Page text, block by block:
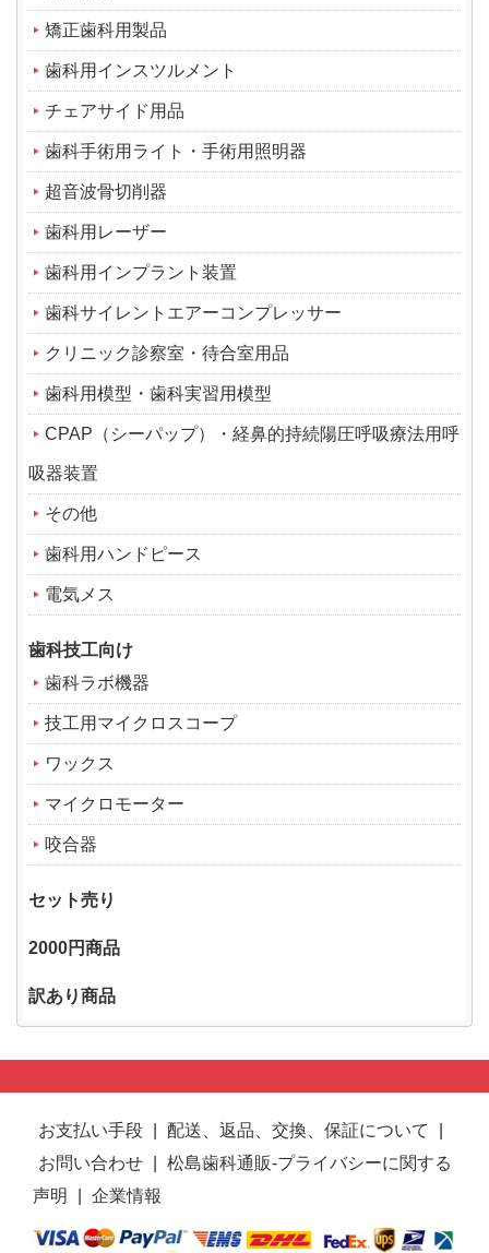
矯正歯科用製品
歯科用インスツルメント
チェアサイド用品
歯科手術用ライト・手術用照明器
超音波骨切削器
歯科用レーザー
歯科用インプラント装置
歯科サイレントエアーコンプレッサー
クリニック診察室・待合室用品
歯科用模型・歯科実習用模型
CPAP（シーパップ）・経鼻的持続陽圧呼吸療法用呼
吸器装置
その他
歯科用ハンドピース
電気メス
歯科技工向け
歯科ラボ機器
技工用マイクロスコープ
ワックス
マイクロモーター
咬合器
セット売り
2000円商品
訳あり商品
お支払い手段 配送、返品、交換、保証について
お問い合わせ
松島歯科通販-プライバシーに関する
声明
企業情報